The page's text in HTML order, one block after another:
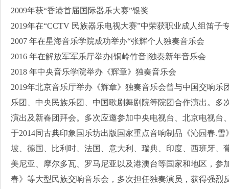
2009年获“香港首届国际器乐大赛”银奖
2019年在“CCTV 民族器乐电视大赛”中荣获职业成人组笛子
2007 年在星海音乐学院成功举办“张辉个人独奏音乐会
2016 年在解放军军乐厅举办[铜岭竹音]独奏新年音乐会
2018 年中央音乐学院举办《辉章》独奏音乐会
2019年北京音乐厅举办《辉章》独奏音乐会曾与中国交响
乐团、中央民族乐团、中国歌剧舞剧院等院团合作演出。多
演出及新春团拜会。多次应邀参加中央电视台、北京电视台
于2014同古典印象国乐坊出版国家重点音响制品《沁园春.
坡、德国、比利时、法国、意大利、瑞典、印度、西班牙、
美尼亚、摩尔多瓦、罗马尼亚以及港澳台等国家和地区，参
春》等大型民族交响音乐会，多次担任独奏演员，获得强烈